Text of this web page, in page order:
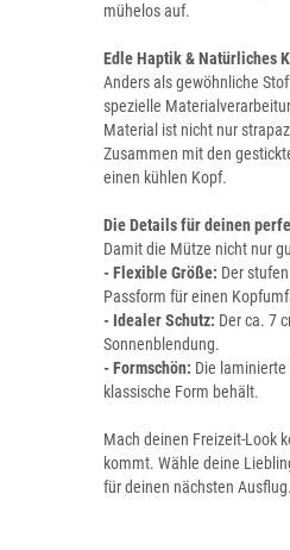
mühelos auf.
Edle Haptik & Natürliches
Anders als gewöhnliche
spezielle
Material ist nicht nur
Zusammen mit den
einen kühlen Kopf.
Die Details für deinen
Damit die Mütze nicht nur
- Flexible Größe: Der
Passform für einen
- Idealer Schutz: Der ca. 7
Sonnenblendung.
- Formschön: Die
klassische Form behält.
Mach deinen Freizeit-Look
kommt. Wähle deine
für deinen nächsten Ausflug.